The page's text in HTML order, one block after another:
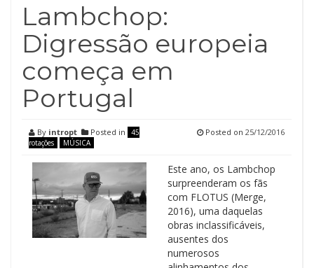
Lambchop:
Digressão europeia
começa em
Portugal
By intropt Posted in
45
rotações
MÚSICA
Posted on 25/12/2016
Este ano, os Lambchop
surpreenderam os fãs
com FLOTUS (Merge,
2016), uma daquelas
obras inclassificáveis,
ausentes dos
numerosos